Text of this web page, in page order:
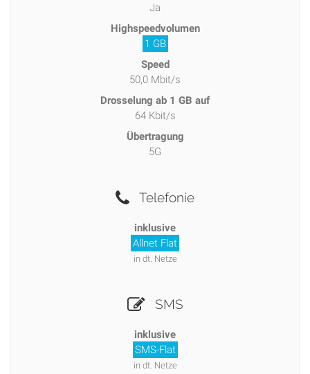
Ja
Highspeedvolumen
1 GB
Speed
50,0 Mbit/s
Drosselung ab 1 GB auf
64 Kbit/s
Übertragung
5G
Telefonie
inklusive
Allnet Flat
in dt. Netze
SMS
inklusive
SMS-Flat
in dt. Netze